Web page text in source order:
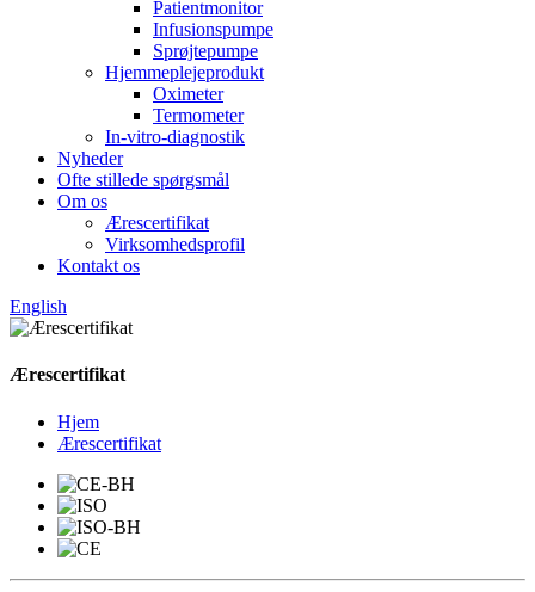
Patientmonitor
Infusionspumpe
Sprøjtepumpe
Hjemmeplejeprodukt
Oximeter
Termometer
In-vitro-diagnostik
Nyheder
Ofte stillede spørgsmål
Om os
Ærescertifikat
Virksomhedsprofil
Kontakt os
English
Ærescertifikat
Hjem
Ærescertifikat